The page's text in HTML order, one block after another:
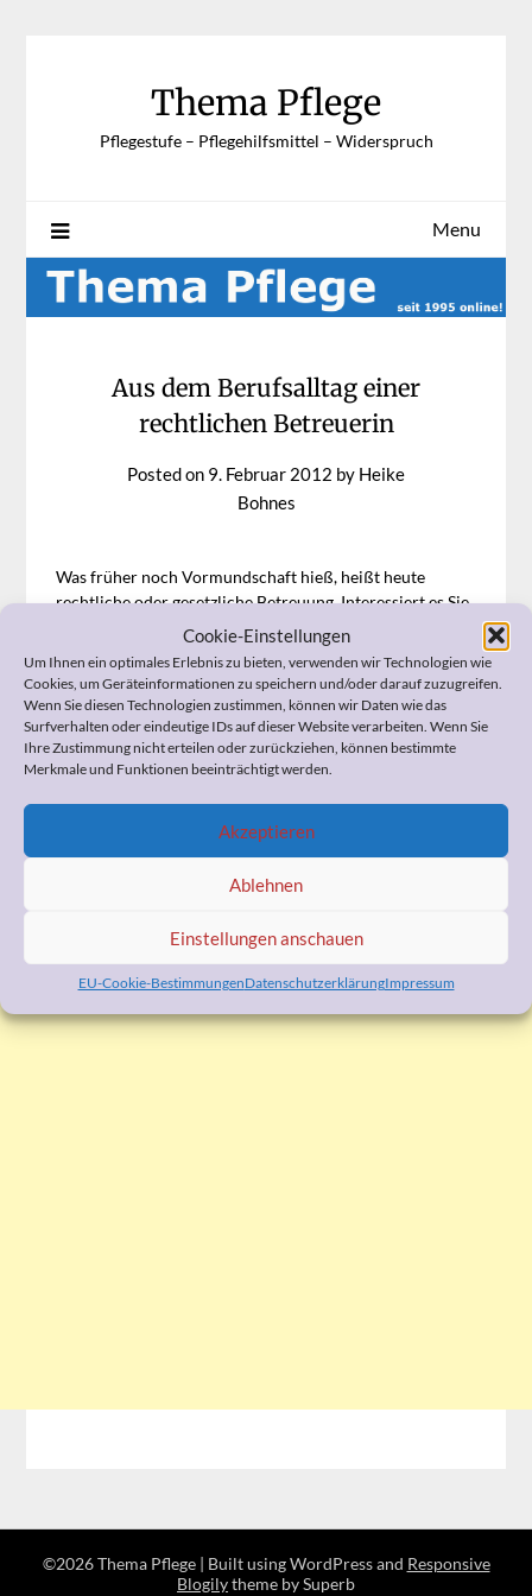
Cookie-Einstellungen
Um Ihnen ein optimales Erlebnis zu bieten, verwenden wir Technologien wie
Cookies, um Geräteinformationen zu speichern und/oder darauf zuzugreifen.
Wenn Sie diesen Technologien zustimmen, können wir Daten wie das
Surfverhalten oder eindeutige IDs auf dieser Website verarbeiten. Wenn Sie
Ihre Zustimmung nicht erteilen oder zurückziehen, können bestimmte
Merkmale und Funktionen beeinträchtigt werden.
Akzeptieren
Ablehnen
Einstellungen anschauen
EU-Cookie-BestimmungenDatenschutzerklärungImpressum
Thema Pflege
Pflegestufe – Pflegehilfsmittel – Widerspruch
Menu
Aus dem Berufsalltag einer
rechtlichen Betreuerin
Posted on 9. Februar 2012 by Heike
Bohnes
Was früher noch Vormundschaft hieß, heißt heute
rechtliche oder gesetzliche Betreuung. Interessiert es Sie,
wie es ist, als rechtliche Betreuerin zu arbeiten?
Eine Rezension zu dem Taschenbuch „Herz IV“, in dem
eine Berufsbetreuerin von ihren Klienten und ihrem
Arbeitsalltag berichtet, finden sie unter dem folgenden
Link:Klick!
©2026 Thema Pflege | Built using WordPress and Responsive
Blogilytheme by Superb